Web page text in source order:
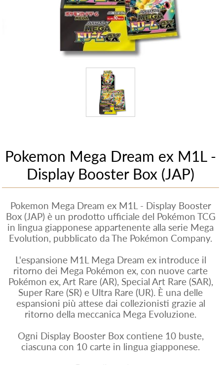
Pokemon Mega Dream ex M1L -
Display Booster Box (JAP)
Pokemon Mega Dream ex M1L - Display Booster
Box (JAP) è un prodotto ufficiale del Pokémon TCG
in lingua giapponese appartenente alla serie Mega
Evolution, pubblicato da The Pokémon Company.
L'espansione M1L Mega Dream ex introduce il
ritorno dei Mega Pokémon ex, con nuove carte
Pokémon ex, Art Rare (AR), Special Art Rare (SAR),
Super Rare (SR) e Ultra Rare (UR). È una delle
espansioni più attese dai collezionisti grazie al
ritorno della meccanica Mega Evoluzione.
Ogni Display Booster Box contiene 10 buste,
ciascuna con 10 carte in lingua giapponese.